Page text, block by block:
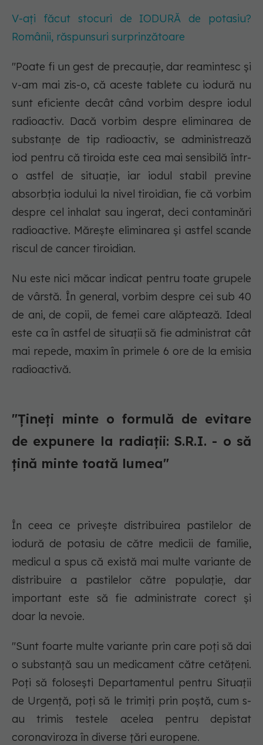
V-ați făcut stocuri de IODURĂ de potasiu?
Românii, răspunsuri surprinzătoare
"Poate fi un gest de precauție, dar reamintesc și
v-am mai zis-o, că aceste tablete cu iodură nu
sunt eficiente decât când vorbim despre iodul
radioactiv. Dacă vorbim despre eliminarea de
substanțe de tip radioactiv, se administrează
iod pentru că tiroida este cea mai sensibilă într-
o astfel de situație, iar iodul stabil previne
absorbția iodului la nivel tiroidian, fie că vorbim
despre cel inhalat sau ingerat, deci contaminări
radioactive. Mărește eliminarea și astfel scande
riscul de cancer tiroidian.
Nu este nici măcar indicat pentru toate grupele
de vârstă. În general, vorbim despre cei sub 40
de ani, de copii, de femei care alăptează. Ideal
este ca în astfel de situații să fie administrat cât
mai repede, maxim în primele 6 ore de la emisia
radioactivă.
"Țineți minte o formulă de evitare
de expunere la radiații: S.R.I. - o să
țină minte toată lumea"
În ceea ce privește distribuirea pastilelor de
iodură de potasiu de către medicii de familie,
medicul a spus că există mai multe variante de
distribuire a pastilelor către populație, dar
important este să fie administrate corect și
doar la nevoie.
"Sunt foarte multe variante prin care poți să dai
o substanță sau un medicament către cetățeni.
Poți să folosești Departamentul pentru Situații
de Urgență, poți să le trimiți prin poștă, cum s-
au trimis testele acelea pentru depistat
coronaviroza în diverse țări europene.